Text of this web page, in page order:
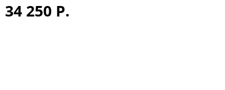
34 250 Р.